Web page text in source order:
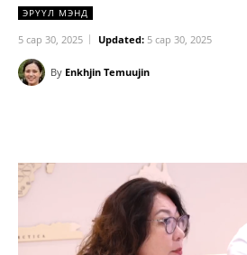
ЭРҮҮЛ МЭНД
5 сар 30, 2025 Updated: 5 сар 30, 2025
By Enkhjin Temuujin